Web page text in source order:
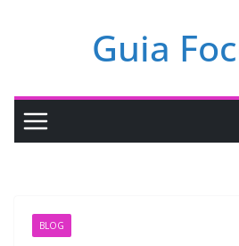
Guia
BLOG